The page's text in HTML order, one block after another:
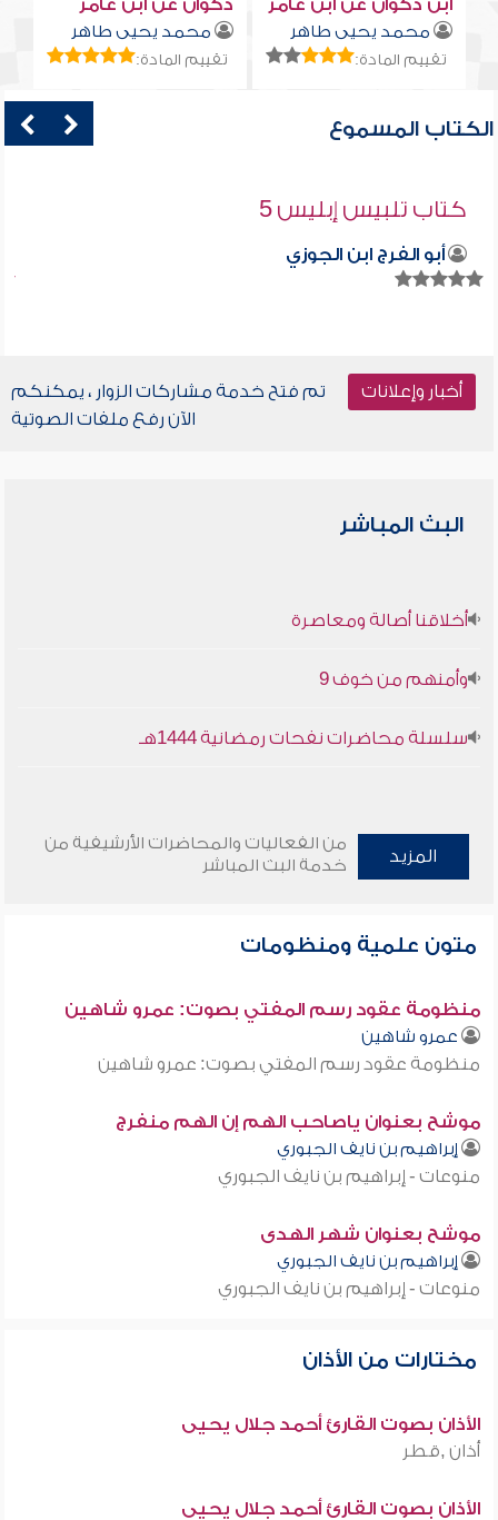
ابن ذكوان عن ابن عامر
محمد يحيى طاهر
تقييم المادة:
ذكوان عن ابن عامر
محمد يحيى طاهر
تقييم المادة:
الكتاب المسموع
كتاب تلبيس إبليس 5
أبو الفرج ابن الجوزي
أخبار وإعلانات
تم فتح خدمة مشاركات الزوار ، يمكنكم
الآن رفع ملفات الصوتية
البث المباشر
أخلاقنا أصالة ومعاصرة
وأمنهم من خوف 9
سلسلة محاضرات نفحات رمضانية 1444هـ
المزيد
من الفعاليات والمحاضرات الأرشيفية من
خدمة البث المباشر
متون علمية ومنظومات
منظومة عقود رسم المفتي بصوت: عمرو شاهين
عمرو شاهين
منظومة عقود رسم المفتي بصوت: عمرو شاهين
موشح بعنوان ياصاحب الهم إن الهم منفرج
إبراهيم بن نايف الجبوري
منوعات - إبراهيم بن نايف الجبوري
موشح بعنوان شهر الهدى
إبراهيم بن نايف الجبوري
منوعات - إبراهيم بن نايف الجبوري
مختارات من الأذان
الأذان بصوت القارئ أحمد جلال يحيى
أذان ,قطر
الأذان بصوت القارئ أحمد جلال يحيى